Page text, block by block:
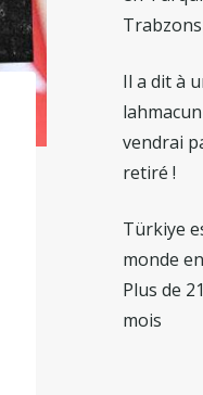
Il a dit à
vendrai
retiré !
Türkiye
monde
Plus de
mois